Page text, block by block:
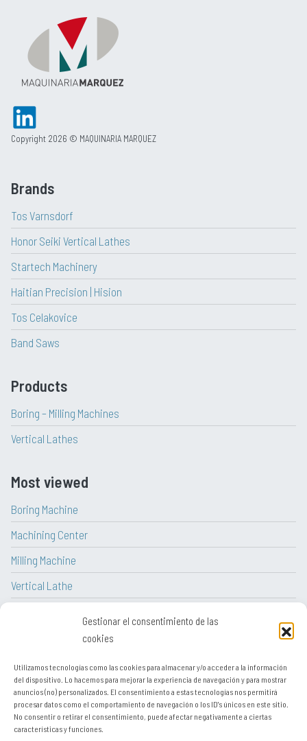
Gestionar el consentimiento de las
cookies
Utilizamos tecnologías como las cookies para almacenar y/o acceder a la información
del dispositivo. Lo hacemos para mejorar la experiencia de navegación y para mostrar
anuncios (no) personalizados. El consentimiento a estas tecnologías nos permitirá
procesar datos como el comportamiento de navegación o los ID's únicos en este sitio.
No consentir o retirar el consentimiento, puede afectar negativamente a ciertas
características y funciones.
Copyright 2026 © MAQUINARIA MARQUEZ
Brands
Tos Varnsdorf
Honor Seiki Vertical Lathes
Startech Machinery
Haitian Precision | Hision
Tos Celakovice
Band Saws
Products
Boring – Milling Machines
Vertical Lathes
Most viewed
Boring Machine
Machining Center
Milling Machine
Vertical Lathe
Legal notice